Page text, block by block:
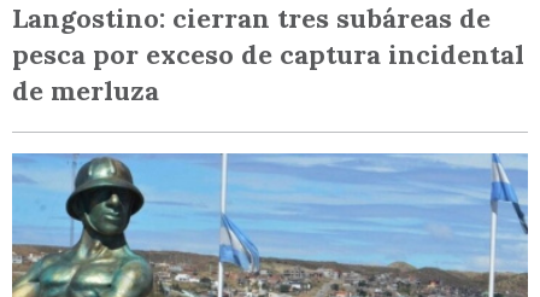
Langostino: cierran tres subáreas de
pesca por exceso de captura incidental
de merluza